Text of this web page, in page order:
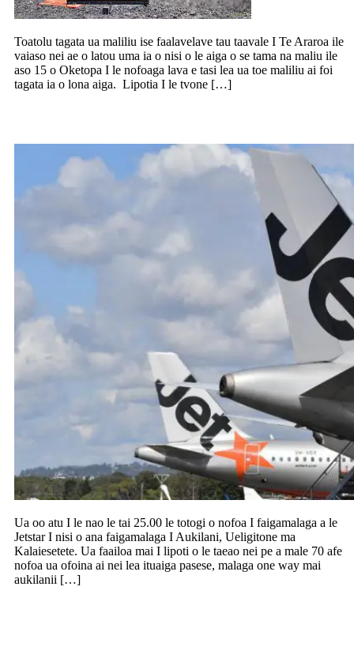
Toatolu tagata ua maliliu ise faalavelave tau taavale I Te Araroa ile
vaiaso nei ae o latou uma ia o nisi o le aiga o se tama na maliu ile
aso 15 o Oketopa I le nofoaga lava e tasi lea ua toe maliliu ai foi
tagata ia o lona aiga. Lipotia I le tvone […]
Ua oo atu I le nao le tai 25.00 le totogi o nofoa I faigamalaga a le
Jetstar I nisi o ana faigamalaga I Aukilani, Ueligitone ma
Kalaiesetete. Ua faailoa mai I lipoti o le taeao nei pe a male 70 afe
nofoa ua ofoina ai nei lea ituaiga pasese, malaga one way mai
aukilanii […]